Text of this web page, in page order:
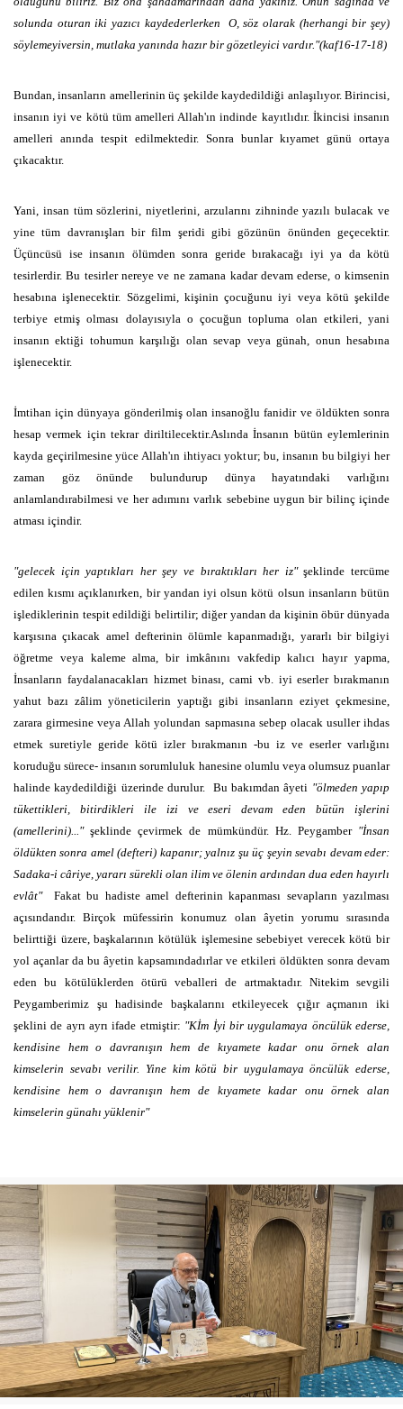
solunda oturan iki yazıcı kaydederlerken O, söz olarak (herhangi bir şey)
söylemeyiversin, mutlaka yanında hazır bir gözetleyici vardır."(kaf16-17-18)
Bundan, insanların amellerinin üç şekilde kaydedildiği anlaşılıyor. Birincisi,
insanın iyi ve kötü tüm amelleri Allah'ın indinde kayıtlıdır. İkincisi insanın
amelleri anında tespit edilmektedir. Sonra bunlar kıyamet günü ortaya
çıkacaktır.
Yani, insan tüm sözlerini, niyetlerini, arzularını zihninde yazılı bulacak ve
yine tüm davranışları bir film şeridi gibi gözünün önünden geçecektir.
Üçüncüsü ise insanın ölümden sonra geride bırakacağı iyi ya da kötü
tesirlerdir. Bu tesirler nereye ve ne zamana kadar devam ederse, o kimsenin
hesabına işlenecektir. Sözgelimi, kişinin çocuğunu iyi veya kötü şekilde
terbiye etmiş olması dolayısıyla o çocuğun topluma olan etkileri, yani
insanın ektiği tohumun karşılığı olan sevap veya günah, onun hesabına
işlenecektir.
İmtihan için dünyaya gönderilmiş olan insanoğlu fanidir ve öldükten sonra
hesap vermek için tekrar diriltilecektir.Aslında İnsanın bütün eylemlerinin
kayda geçirilmesine yüce Allah'ın ihtiyacı yoktur; bu, insanın bu bilgiyi her
zaman göz önünde bulundurup dünya hayatındaki varlığını
anlamlandırabilmesi ve her adımını varlık sebebine uygun bir bilinç içinde
atması içindir.
"gelecek için yaptıkları her şey ve bıraktıkları her iz" şeklinde tercüme
edilen kısmı açıklanırken, bir yandan iyi olsun kötü olsun insanların bütün
işlediklerinin tespit edildiği belirtilir; diğer yandan da kişinin öbür dünyada
karşısına çıkacak amel defterinin ölümle kapanmadığı, yararlı bir bilgiyi
öğretme veya kaleme alma, bir imkânını vakfedip kalıcı hayır yapma,
İnsanların faydalanacakları hizmet binası, cami vb. iyi eserler bırakmanın
yahut bazı zâlim yöneticilerin yaptığı gibi insanların eziyet çekmesine,
zarara girmesine veya Allah yolundan sapmasına sebep olacak usuller ihdas
etmek suretiyle geride kötü izler bırakmanın -bu iz ve eserler varlığını
koruduğu sürece- insanın sorumluluk hanesine olumlu veya olumsuz puanlar
halinde kaydedildiği üzerinde durulur. Bu bakımdan âyeti "ölmeden yapıp
tükettikleri, bitirdikleri ile izi ve eseri devam eden bütün işlerini
(amellerini)..." şeklinde çevirmek de mümkündür. Hz. Peygamber "İnsan
öldükten sonra amel (defteri) kapanır; yalnız şu üç şeyin sevabı devam eder:
Sadaka-i câriye, yararı sürekli olan ilim ve ölenin ardından dua eden hayırlı
evlât"
Fakat bu hadiste amel defterinin kapanması sevapların yazılması
açısındandır. Birçok müfessirin konumuz olan âyetin yorumu sırasında
belirttiği üzere, başkalarının kötülük işlemesine sebebiyet verecek kötü bir
yol açanlar da bu âyetin kapsamındadırlar ve etkileri öldükten sonra devam
eden bu kötülüklerden ötürü veballeri de artmaktadır. Nitekim sevgili
Peygamberimiz şu hadisinde başkalarını etkileyecek çığır açmanın iki
şeklini de ayrı ayrı ifade etmiştir: "Kİm İyi bir uygulamaya öncülük ederse,
kendisine hem o davranışın hem de kıyamete kadar onu örnek alan
kimselerin sevabı verilir. Yine kim kötü bir uygulamaya öncülük ederse,
kendisine hem o davranışın hem de kıyamete kadar onu örnek alan
kimselerin günahı yüklenir"